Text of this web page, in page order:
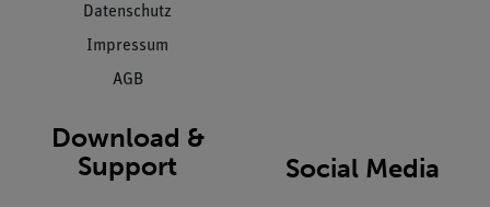
Datenschutz
Impressum
AGB
Download &
Support
Social Media